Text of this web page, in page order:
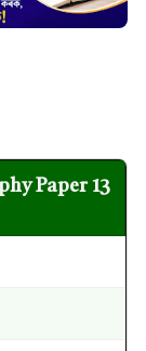
Paper 13